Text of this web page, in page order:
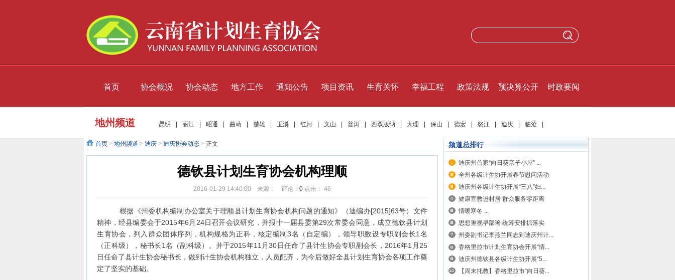
首页 协会概况 协会动态 地方工作 通知公告 项目资讯 生育关怀 幸福工程 政策法规 预决算公开 时政要闻
地州频道 昆明 丽江 昭通 曲靖 楚雄 玉溪 红河 文山 普洱 西双版纳 大理 保山 德宏 怒江 迪庆 临沧
首页 > 地州频道 > 迪庆 > 迪庆协会动态 > 正文
德钦县计划生育协会机构理顺
2016-01-29 14:40:00 来源： 评论： 0 点击： 46
根据《州委机构编制办公室关于理顺县计划生育协会机构问题的通知》（迪编办[2015]63号）文件
精神，经县编委会于2015年6月24日召开会议研究，并报十一届县委第29次常委会同意，成立德钦县计划
生育协会，列入群众团体序列，机构规格为正科，核定编制3名（自定编），领导职数设专职副会长1名
（正科级），秘书长1名（副科级）。并于2015年11月30日任命了县计生协会专职副会长，2016年1月25
日任命了县计生协会秘书长，做到计生协会机构独立，人员配齐，为今后做好全县计划生育协会各项工作奠
定了坚实的基础。
频道总排行
迪庆州首家“向日葵亲子小屋” ...
全州各级计生协开展春节慰问活动
迪庆州各级计生协开展“三八”妇...
健康宣教进村居 群众服务零距离
情暖寒冬 ...
思想重视早部署 统筹安排抓落实
州委副书记李燕兰同志到迪庆州计...
香格里拉市计划生育协会开展“情...
迪庆州德钦县各级计生协开展“5...
【周末托教】香格里拉市“向日葵...